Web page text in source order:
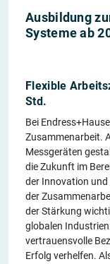
Ausbildung
Systeme ab
Flexible
Std.
Bei
Zusammenarbeit.
Messgeräten
die Zukunft im
der Innovation und
der
der Stärkung
globalen
vertrauensvolle
Erfolg verhelfen.